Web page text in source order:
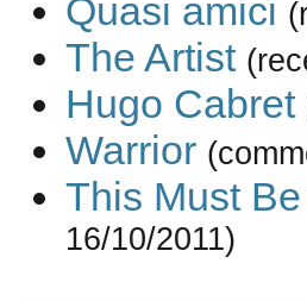
Quasi amici
The Artist
Hugo Cabret
Warrior
This Must
16/10/2011)